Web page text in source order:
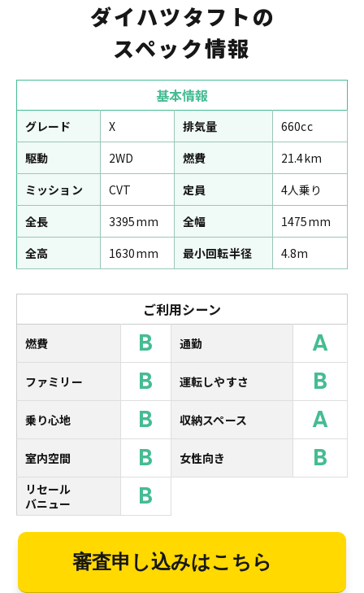
ダイハツタフトの
スペック情報
基本情報
グレード X 排気量
660cc
駆動
2WD 燃費
21.4km
ミッション
CVT 定員
4人乗り
全長
3395mm 全幅
1475mm
全高
1630mm 最小回転半径 4.8m
ご利用シーン
燃費 B 通勤 A
ファミリー B 運転しやすさ B
乗り心地 B 収納スペース A
室内空間 B 女性向き B
リセール
バニュー
B
審査申し込みはこちら